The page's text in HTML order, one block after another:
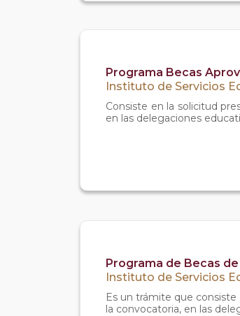
Programa Becas
Instituto de Servicios
Consiste en la solicitud
en las delegaciones
Programa de Becas
Instituto de Servicios
Es un trámite que
la convocatoria, en las